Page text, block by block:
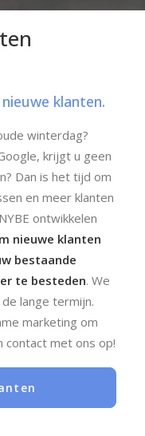
klanten.
winterdag?
krijgt u geen
Dan is het tijd om
en meer klanten
ontwikkelen
nieuwe klanten
bestaande
te besteden. We
lange termijn.
marketing om
contact met ons op!